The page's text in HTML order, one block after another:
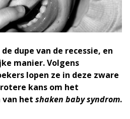
dupe van de recessie, en
manier. Volgens
lopen ze in deze zware
kans om het
het shaken baby syndrom.